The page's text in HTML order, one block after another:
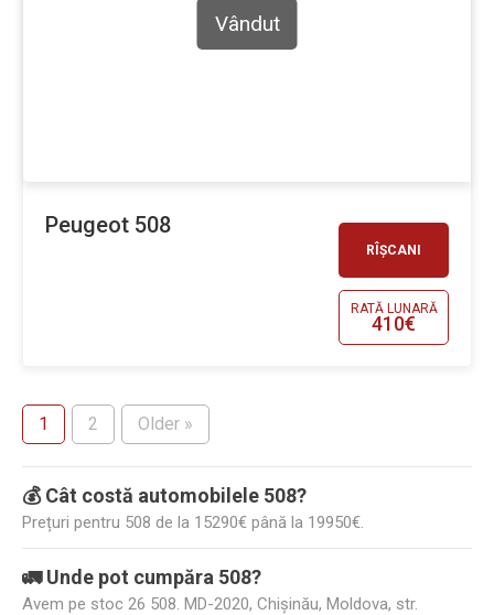
RÎȘCANI
RATĂ LUNARĂ
410€
Vândut
Peugeot 508
1 2 Older »
💰 Cât costă automobilele 508?
Prețuri pentru 508 de la 15290€ până la 19950€.
🚛 Unde pot cumpăra 508?
Avem pe stoc 26 508. MD-2020, Chișinău, Moldova, str.